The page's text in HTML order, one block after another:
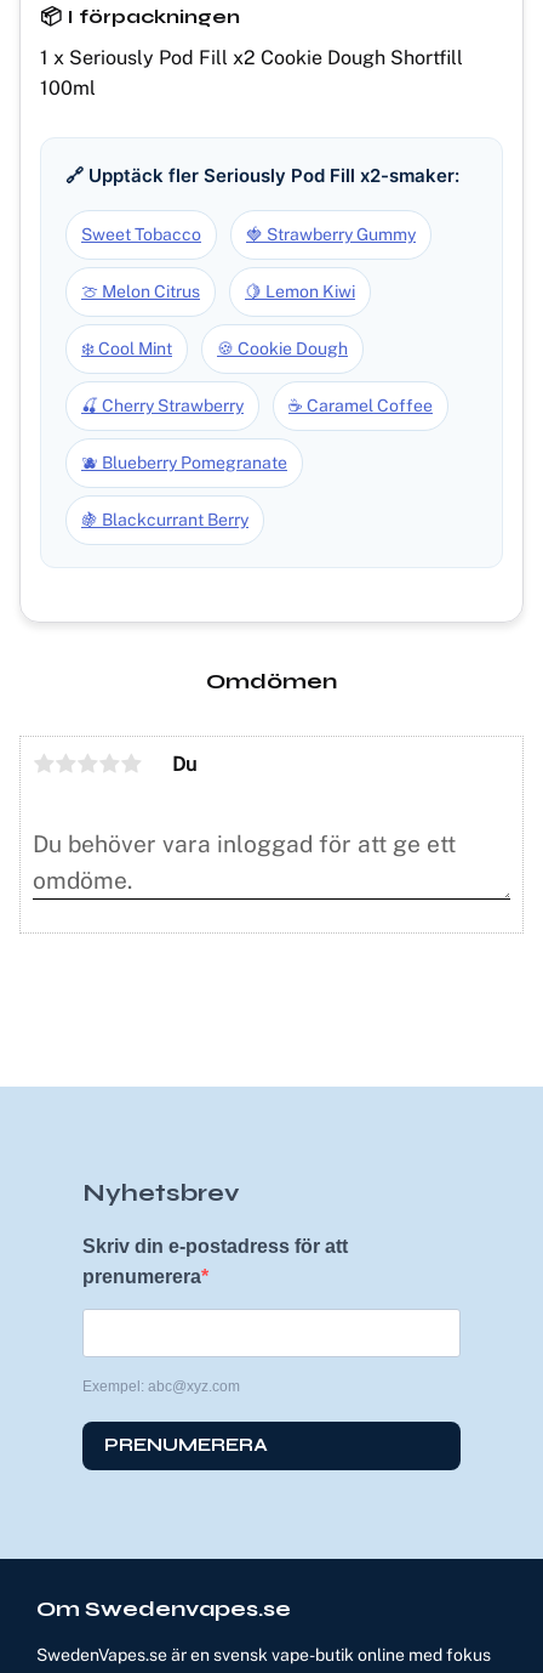
📦 I förpackningen
1 x Seriously Pod Fill x2 Cookie Dough Shortfill
100ml
🔗 Upptäck fler Seriously Pod Fill x2-smaker:
Sweet Tobacco 🍓 Strawberry Gummy
🍈 Melon Citrus 🍋 Lemon Kiwi
❄️ Cool Mint 🍪 Cookie Dough
🍒 Cherry Strawberry ☕ Caramel Coffee
🫐 Blueberry Pomegranate
🍇 Blackcurrant Berry
Omdömen
Du
Nyhetsbrev
Skriv din e-postadress för att
prenumerera
Exempel: abc@xyz.com
PRENUMERERA
Om Swedenvapes.se
SwedenVapes.se är en svensk vape-butik online med fokus